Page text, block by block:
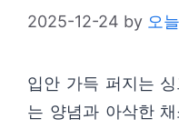
2025-12-24 by 오
입안 가득 퍼지는
는 양념과 아삭한